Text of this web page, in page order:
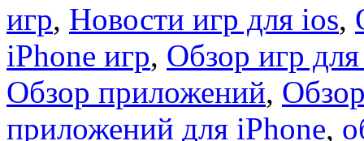
игр, Новости игр для ios,
iPhone игр, Обзор игр
Обзор приложений,
приложений для iPhone,